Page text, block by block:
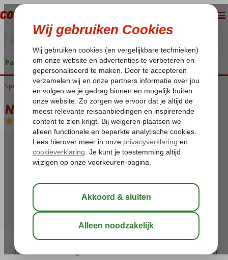
Pakketgarantie
Home
Spanje Canarische Eilanden Gran Canaria Playa del Ingles Neptuno
Neptuno
Halfpension-Hotel
04:20 bewaar